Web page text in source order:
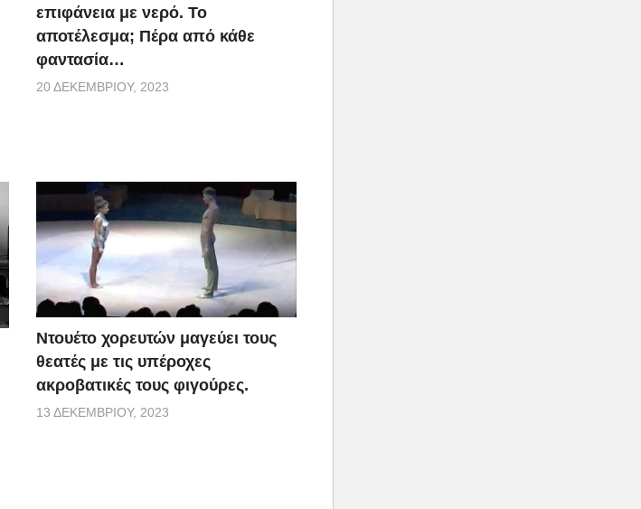
επιφάνεια με νερό. Το
αποτέλεσμα; Πέρα από κάθε
φαντασία…
20 ΔΕΚΕΜΒΡΊΟΥ, 2023
Ντουέτο χορευτών μαγεύει τους
θεατές με τις υπέροχες
ακροβατικές τους φιγούρες.
13 ΔΕΚΕΜΒΡΊΟΥ, 2023